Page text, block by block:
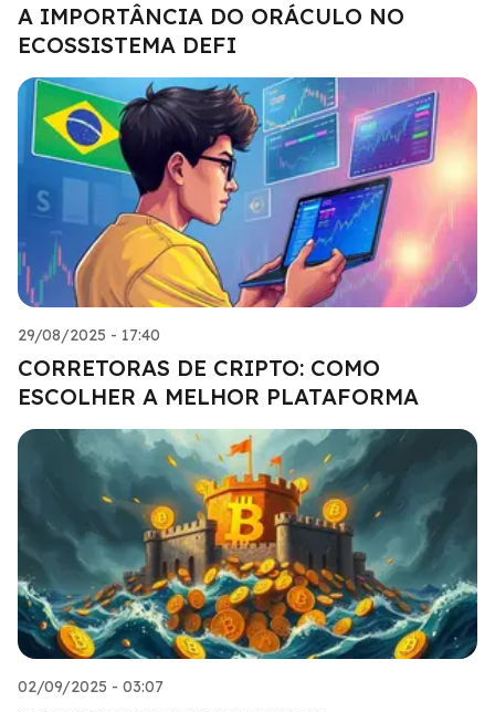
A IMPORTÂNCIA DO ORÁCULO NO
ECOSSISTEMA DEFI
29/08/2025 - 17:40
CORRETORAS DE CRIPTO: COMO
ESCOLHER A MELHOR PLATAFORMA
02/09/2025 - 03:07